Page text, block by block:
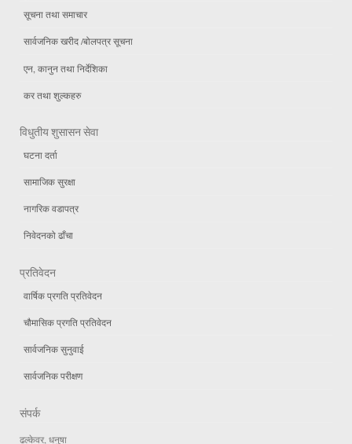
सूचना तथा समाचार
सार्वजनिक खरीद /बोलपत्र सूचना
एन, कानुन तथा निर्देशिका
कर तथा शुल्कहरु
विधुतीय शुसासन सेवा
घटना दर्ता
सामाजिक सुरक्षा
नागरिक वडापत्र
निवेदनको ढाँचा
प्रतिवेदन
वार्षिक प्रगति प्रतिवेदन
चौमासिक प्रगति प्रतिवेदन
सार्वजनिक सुनुवाई
सार्वजनिक परीक्षण
संपर्क
ढल्केवर, धनुषा